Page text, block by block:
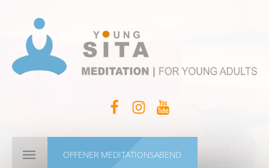
OFFENER MEDITATIONSABEND